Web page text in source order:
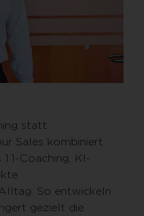
statt
Sales kombiniert
Coaching, KI-
So entwickeln
gezielt die